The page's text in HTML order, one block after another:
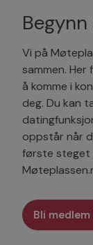
Vi på
sammen.
å komme i
deg. Du kan
oppstår når
første steget
Bli medlem